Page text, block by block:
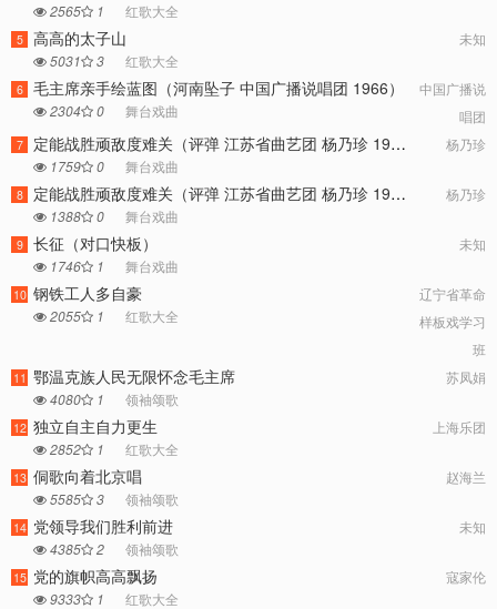
2565 1 红歌大全
5 高高的太子山
5031 3 红歌大全
未知
6 毛主席亲手绘蓝图（河南坠子 中国广播说唱团 1966）
2304 0 舞台戏曲
中国广播说
唱团
7 定能战胜顽敌度难关（评弹 江苏省曲艺团 杨乃珍 1975）
1759 0 舞台戏曲
杨乃珍
8 定能战胜顽敌度难关（评弹 江苏省曲艺团 杨乃珍 1975）
1388 0 舞台戏曲
杨乃珍
9 长征（对口快板）
1746 1 舞台戏曲
未知
10 钢铁工人多自豪
2055 1 红歌大全
辽宁省革命
样板戏学习
班
11 鄂温克族人民无限怀念毛主席
4080 1 领袖颂歌
苏凤娟
12 独立自主自力更生
2852 1 红歌大全
上海乐团
13 侗歌向着北京唱
5585 3 领袖颂歌
赵海兰
14 党领导我们胜利前进
4385 2 领袖颂歌
未知
15 党的旗帜高高飘扬
9333 1 红歌大全
寇家伦